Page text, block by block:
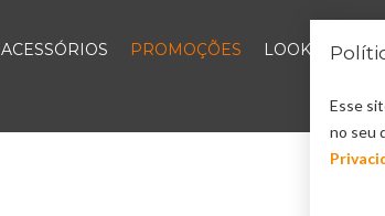
Esse
no seu
ACESSÓRIOS PROMOÇÕES
LOOKBOOK